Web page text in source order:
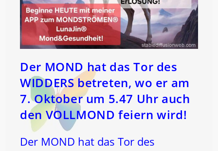
Der MOND hat das Tor des
WIDDERS betreten, wo er am
7. Oktober um 5.47 Uhr auch
den VOLLMOND feiern wird!
Der MOND hat das Tor des